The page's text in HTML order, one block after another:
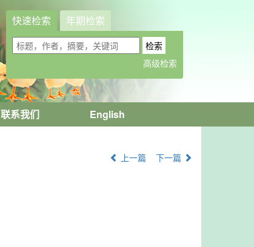
快速检索 年期检索
联系我们 English
上一篇 下一篇